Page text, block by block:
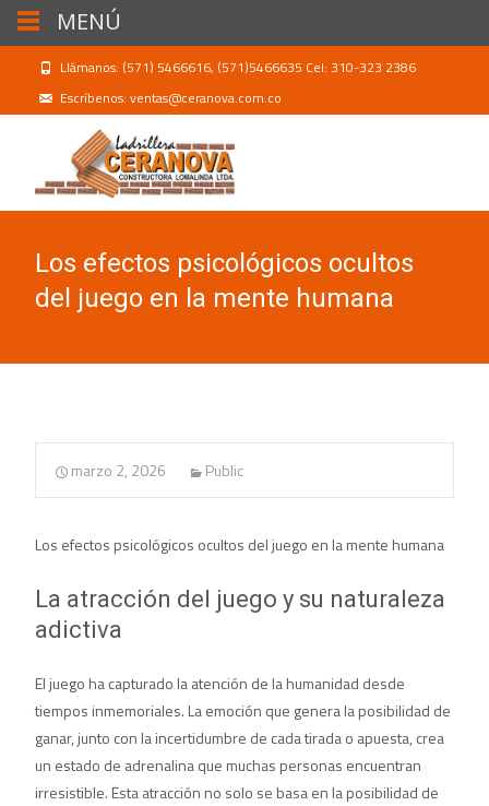
Llámanos: (571) 5466616, (571)5466635 Cel: 310-323 2386
Escríbenos: ventas@ceranova.com.co
Los efectos psicológicos ocultos
del juego en la mente humana
marzo 2, 2026 Public
Los efectos psicológicos ocultos del juego en la mente humana
La atracción del juego y su naturaleza
adictiva
El juego ha capturado la atención de la humanidad desde
tiempos inmemoriales. La emoción que genera la posibilidad de
ganar, junto con la incertidumbre de cada tirada o apuesta, crea
un estado de adrenalina que muchas personas encuentran
irresistible. Esta atracción no solo se basa en la posibilidad de
MENÚ